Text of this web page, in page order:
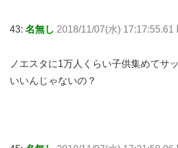
43: 名無し 2018/11/07(水) 17:17:55.61
ノエスタに1万人くらい子供集めてサ
いいんじゃないの？